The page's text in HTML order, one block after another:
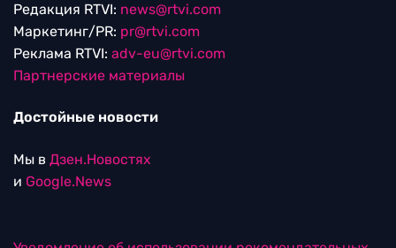
Редакция RTVI: news@rtvi.com
Маркетинг/PR: pr@rtvi.com
Реклама RTVI: adv-eu@rtvi.com
Партнерские материалы
Достойные новости
Мы в Дзен.Новостях
и Google.News